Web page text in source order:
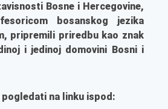
Bosne i Hercegovine,
bosanskog jezika
, pripremili priredbu kao znak
i jedinoj domovini Bosni i
na linku ispod: